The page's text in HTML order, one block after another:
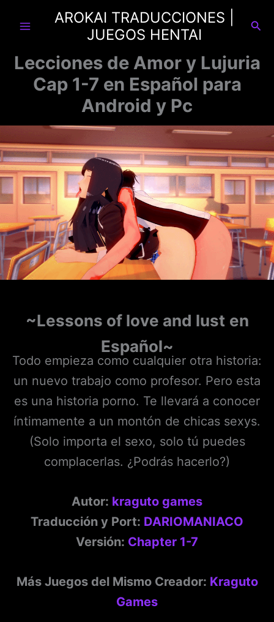
AROKAI TRADUCCIONES |
JUEGOS HENTAI
Lecciones de Amor y Lujuria
Cap 1-7 en Español para
Android y Pc
~Lessons of love and lust en
Español~
Todo empieza como cualquier otra historia:
un nuevo trabajo como profesor. Pero esta
es una historia porno. Te llevará a conocer
íntimamente a un montón de chicas sexys.
(Solo importa el sexo, solo tú puedes
complacerlas. ¿Podrás hacerlo?)
Autor: kraguto games
Traducción y Port: DARIOMANIACO
Versión: Chapter 1-7
Más Juegos del Mismo Creador: Kraguto
Games